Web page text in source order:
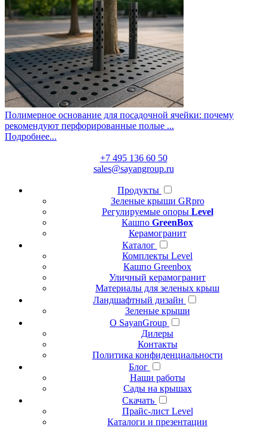
Полимерное основание для посадочной ячейки: почему
рекомендуют перфорированные полые ...
Подробнее...
+7 495 136 60 50
sales@sayangroup.ru
Продукты
Зеленые крыши GRpro
Регулируемые опоры Level
Кашпо GreenBox
Керамогранит
Каталог
Комплекты Level
Кашпо Greenbox
Уличный керамогранит
Материалы для зеленых крыш
Ландшафтный дизайн
Зеленые крыши
О SayanGroup
Дилеры
Контакты
Политика конфиденциальности
Блог
Наши работы
Сады на крышах
Скачать
Прайс-лист Level
Каталоги и презентации